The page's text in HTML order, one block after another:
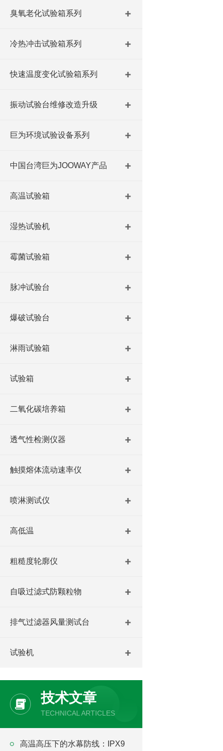
臭氧老化试验箱系列
冷热冲击试验箱系列
快速温度变化试验箱系列
振动试验台维修改造升级
巨为环境试验设备系列
中国台湾巨为JOOWAY产品
高温试验箱
湿热试验机
霉菌试验箱
脉冲试验台
爆破试验台
淋雨试验箱
试验箱
二氧化碳培养箱
透气性检测仪器
触摸熔体流动速率仪
喷淋测试仪
高低温
粗糙度轮廓仪
自吸过滤式防颗粒物
排气过滤器风量测试台
试验机
技术文章
TECHNICAL ARTICLES
高温高压下的水幕防线：IPX9